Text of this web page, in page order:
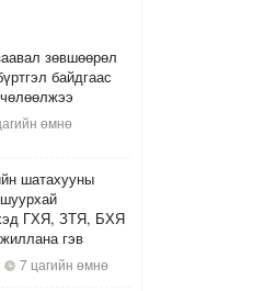
зөвшөөрөл
байдгаас
өмнө
шатахууны
ГХЯ, ЗТЯ, БХЯ
гэв
7 цагийн өмнө